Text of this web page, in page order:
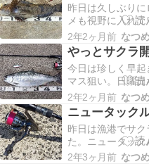
る！ライズした
う！数投目で
バレたか！？こっ
た！！かなりバ…
昨日は久しぶり
メも視野に入れ
かなりバイトして
なので乗せられな
やっと良いバイ
感が凄い！！なか
い！ヒラメか！
巨大なアブラコ！
しライン出され
2年2ヶ月前 なつ
やっとサクラ
今日は珍しく早起
マス狙い。日曜
い・・・。跳ね
い・・・。最初の
切り上げ移動。途
に聞くと跳ねはあ
のポイントへ！
サクラだ！！今年
2年2ヶ月前 なつ
ニュータック
昨日は漁港でサ
た。ニュータッ
ルピン攻め！！チ
2年3ヶ月前 なつ